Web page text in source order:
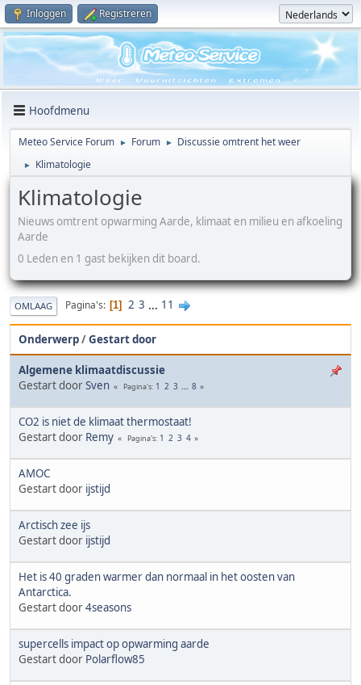
Inloggen Registreren
Hoofdmenu
Meteo Service Forum ► Forum ► Discussie omtrent het weer
► Klimatologie
Klimatologie
Nieuws omtrent opwarming Aarde, klimaat en milieu en afkoeling
Aarde
0 Leden en 1 gast bekijken dit board.
OMLAAG Pagina's 1 2 3 ... 11
Onderwerp/Gestart door
Algemene klimaatdiscussie
Gestart doorSven Pagina's 1 2 3 ... 8
CO2 is niet de klimaat thermostaat!
Gestart door Remy Pagina's 1 2 3 4
AMOC
Gestart door ijstijd
Arctisch zee ijs
Gestart door ijstijd
Het is 40 graden warmer dan normaal in het oosten van
Antarctica.
Gestart door4seasons
supercells impact op opwarming aarde
Gestart door Polarflow85